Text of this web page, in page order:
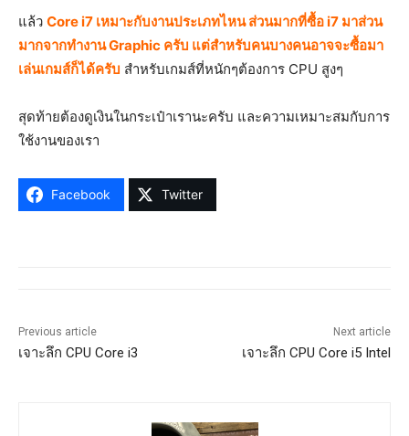
แล้ว Core i7 เหมาะกับงานประเภทไหน ส่วนมากที่ซื้อ i7 มาส่วน
มากจากทำงาน Graphic ครับ แต่สำหรับคนบางคนอาจจะซื้อมา
เล่นเกมส์ก็ได้ครับ สำหรับเกมส์ที่หนักๆต้องการ CPU สูงๆ
สุดท้ายต้องดูเงินในกระเป๋าเรานะครับ และความเหมาะสมกับการ
ใช้งานของเรา
Facebook Twitter
Previous article
เจาะลึก CPU Core i3
Next article
เจาะลึก CPU Core i5 Intel